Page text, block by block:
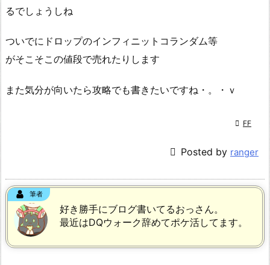
るでしょうしね
ついでにドロップのインフィニットコランダム等
がそこそこの値段で売れたりします
また気分が向いたら攻略でも書きたいですね・。・ｖ
 FF
 Posted by ranger
筆者
好き勝手にブログ書いてるおっさん。
最近はDQウォーク辞めてポケ活してます。